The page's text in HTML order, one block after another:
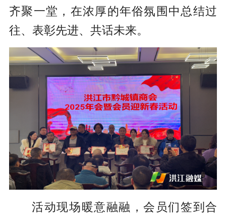
齐聚一堂，在浓厚的年俗氛围中总结过
往、表彰先进、共话未来。
活动现场暖意融融，会员们签到合